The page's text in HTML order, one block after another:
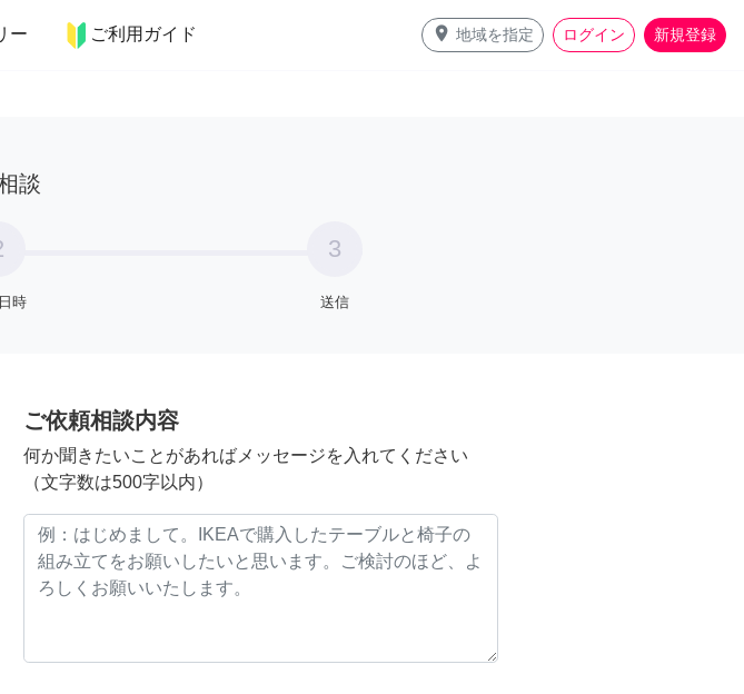
ー ご利用ガイド place 地域を指定 ログイン 新規登録
ペット 料理
談
時
3
送信
ご依頼相談内容
何か聞きたいことがあればメッセージを入れてください
（文字数は500字以内）